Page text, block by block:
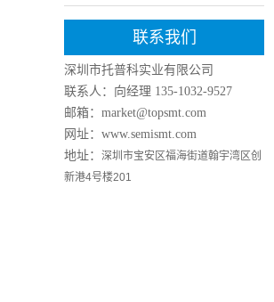
联系我们
深圳市托普科实业有限公司
联系人：向经理 135-1032-9527
邮箱：market@topsmt.com
网址：www.semismt.com
地址： 深圳市宝安区福海街道翰宇湾区创
新港4号楼201